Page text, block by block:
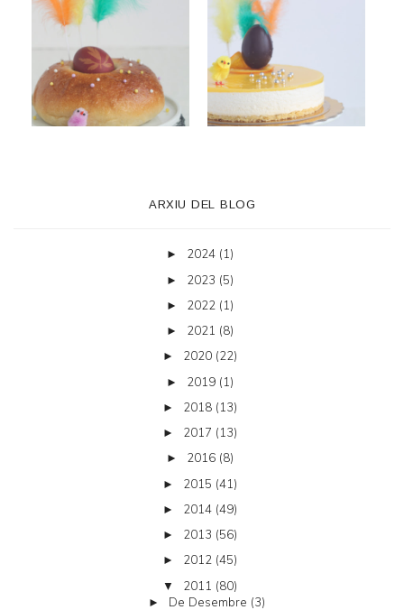
ARXIU DEL BLOG
► 2024 (1)
► 2023 (5)
► 2022 (1)
► 2021 (8)
► 2020 (22)
► 2019 (1)
► 2018 (13)
► 2017 (13)
► 2016 (8)
► 2015 (41)
► 2014 (49)
► 2013 (56)
► 2012 (45)
▼ 2011 (80)
► De Desembre (3)